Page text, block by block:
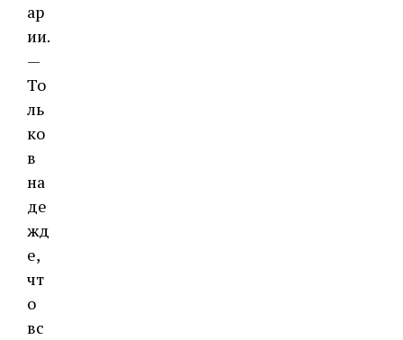
ар
ии.
—
То
ль
ко
в
на
де
жд
е,
чт
о
вс